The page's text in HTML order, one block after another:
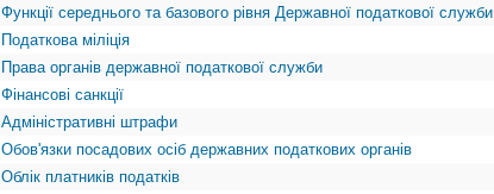
Функції середнього та базового рівня Державної податкової служби
Податкова міліція
Права органів державної податкової служби
Фінансові санкції
Адміністративні штрафи
Обов'язки посадових осіб державних податкових органів
Облік платників податків